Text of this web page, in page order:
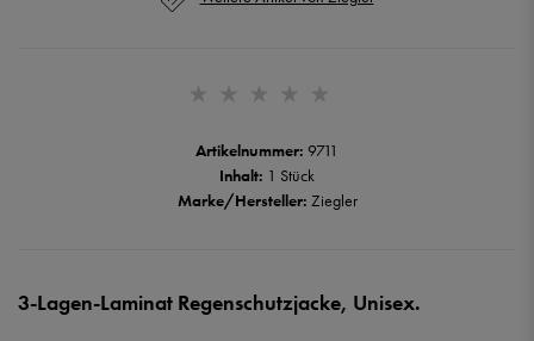
Artikelnummer: 9711
Inhalt: 1 Stück
Marke/Hersteller: Ziegler
3-Lagen-Laminat Regenschutzjacke, Unisex.